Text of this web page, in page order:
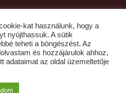
kat használunk, hogy a
nyújthassuk. A sütik
teheti a böngészést. Az
és hozzájárulok ahhoz,
adataimat az oldal üzemeltetője